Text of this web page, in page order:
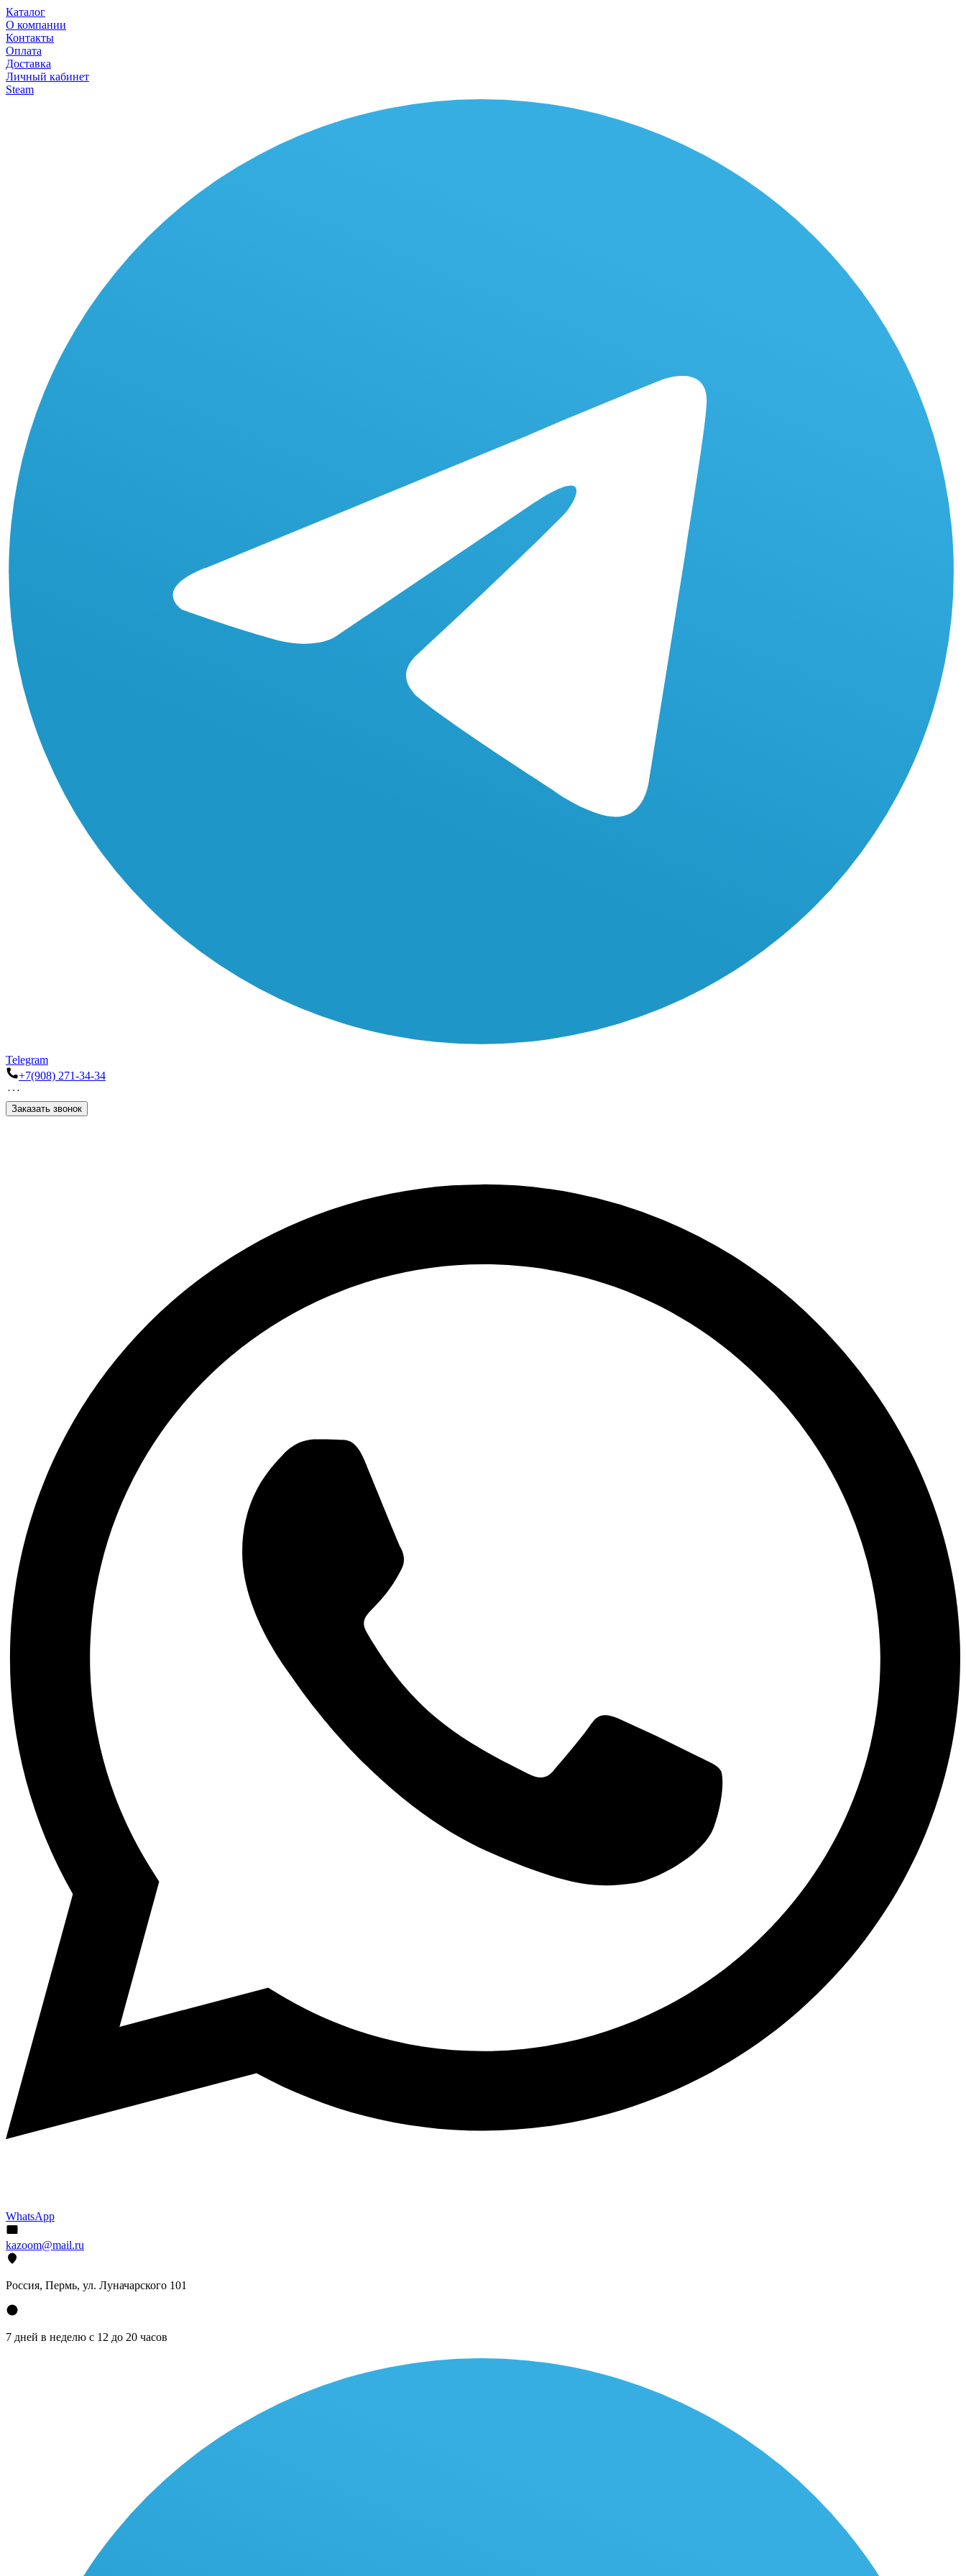
Каталог
О компании
Контакты
Оплата
Доставка
Личный кабинет
Steam
Telegram
+7(908) 271-34-34
Заказать звонок
WhatsApp
kazoom@mail.ru
Россия, Пермь, ул. Луначарского 101
7 дней в неделю с 12 до 20 часов